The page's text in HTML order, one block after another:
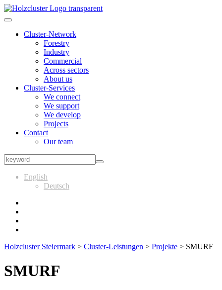
Cluster-Network
Forestry
Industry
Commercial
Across sectors
About us
Cluster-Services
We connect
We support
We develop
Projects
Contact
Our team
English
Deutsch
Holzcluster Steiermark > Cluster-Leistungen > Projekte > SMURF
SMURF